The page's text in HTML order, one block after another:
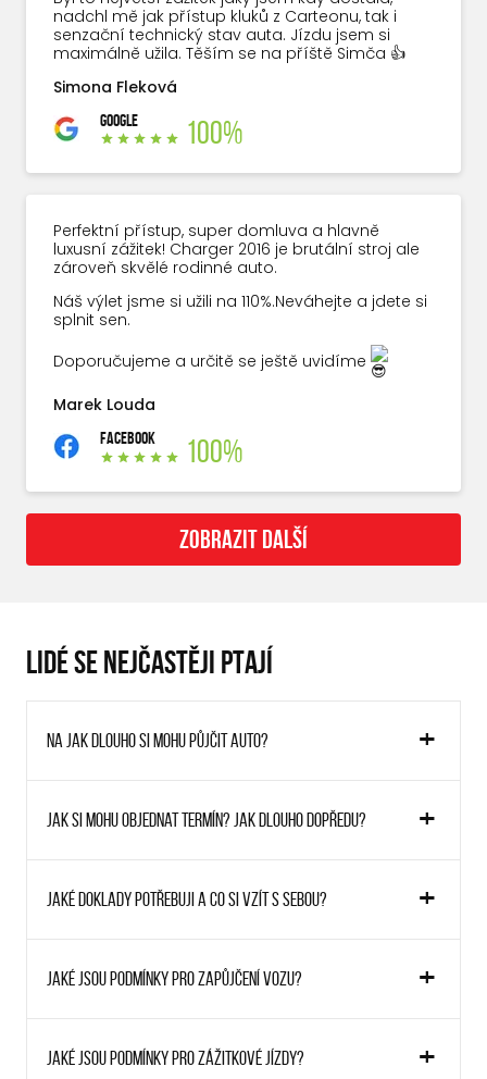
nadchl mě jak přístup kluků z Carteonu, tak i
senzační technický stav auta. Jízdu jsem si
maximálně užila. Těším se na příště Simča 👍
Simona Fleková
GOOGLE 100%
Perfektní přístup, super domluva a hlavně
luxusní zážitek! Charger 2016 je brutální stroj ale
zároveň skvělé rodinné auto.
Náš výlet jsme si užili na 110%.Neváhejte a jdete si
splnit sen.
Doporučujeme a určitě se ještě uvidíme
Marek Louda
FACEBOOK 100%
ZOBRAZIT DALŠÍ
LIDÉ SE NEJČASTĚJI PTAJÍ
Na jak dlouho si mohu půjčit auto?
Jak si mohu objednat termín? Jak dlouho dopředu?
Jaké doklady potřebuji a co si vzít s sebou?
Jaké jsou podmínky pro zapůjčení vozu?
Jaké jsou podmínky pro zážitkové jízdy?